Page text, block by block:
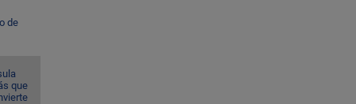
de
que